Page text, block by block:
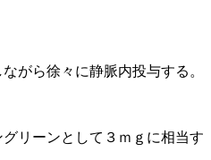
がら徐々に静脈内投与する。
リーンとして３ｍｇに相当す